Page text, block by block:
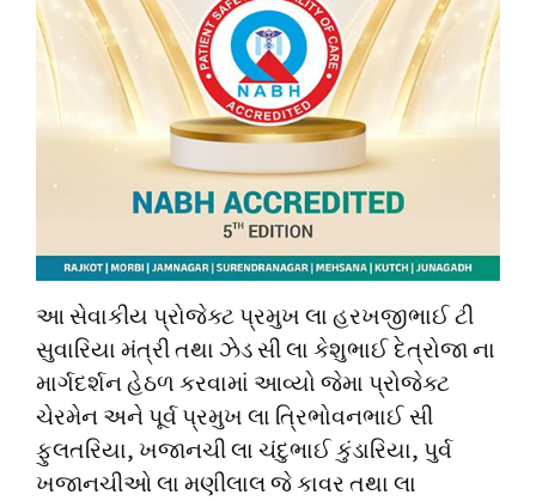
આ સેવાકીય પ્રોજેક્ટ પ્રમુખ લા હરખજીભાઈ ટી
સુવારિયા મંત્રી તથા ઝેડ સી લા કેશુભાઈ દેત્રોજા ના
માર્ગદર્શન હેઠળ કરવામાં આવ્યો જેમા પ્રોજેક્ટ
ચેરમેન અને પૂર્વ પ્રમુખ લા ત્રિભોવનભાઈ સી
ફુલતરિયા, ખજાનચી લા ચંદુભાઈ કુંડારિયા, પુર્વ
ખજાનચીઓ લા મણીલાલ જે કાવર તથા લા